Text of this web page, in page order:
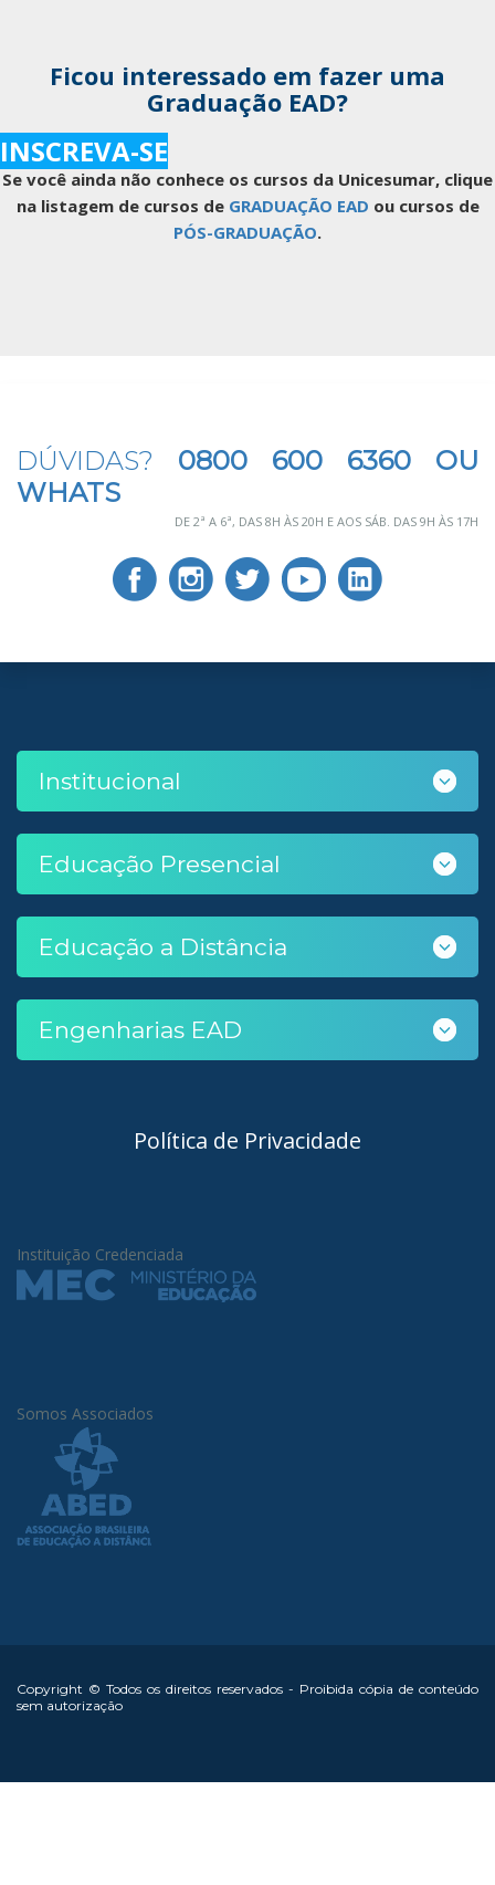
Ficou interessado em fazer uma
Graduação EAD?
INSCREVA-SE
Se você ainda não conhece os cursos da Unicesumar, clique
na listagem de cursos de GRADUAÇÃO EAD ou cursos de
PÓS-GRADUAÇÃO.
DÚVIDAS? 0800 600 6360 OU
WHATS
DE 2ª A 6ª, DAS 8H ÀS 20H E AOS SÁB. DAS 9H ÀS 17H
Institucional
Educação Presencial
Educação a Distância
Engenharias EAD
Política de Privacidade
Instituição Credenciada
Somos Associados
Copyright © Todos os direitos reservados - Proibida cópia de conteúdo
sem autorização